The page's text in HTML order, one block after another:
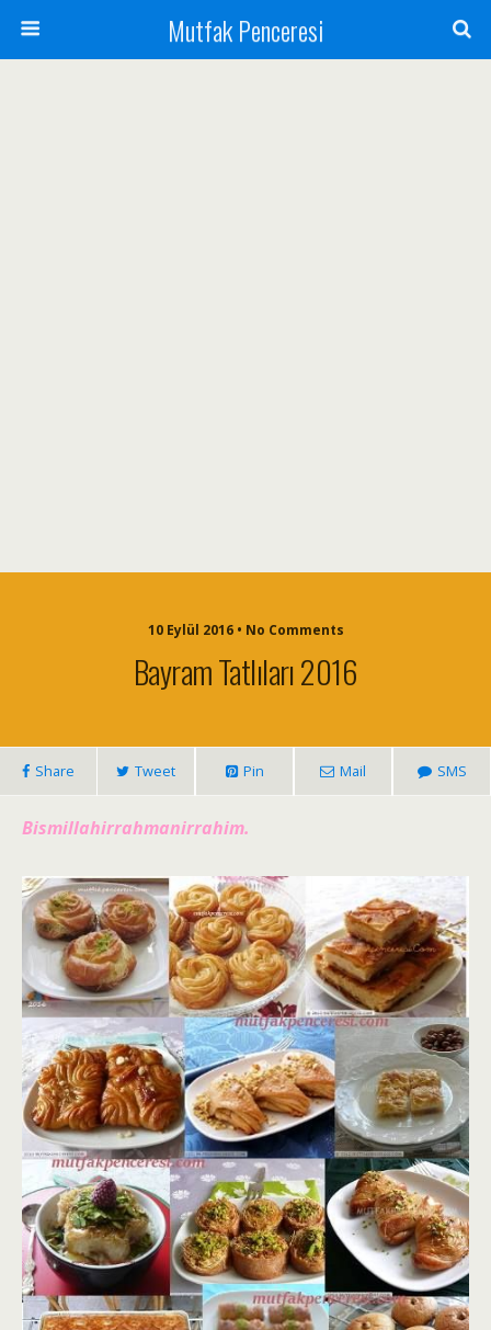
Mutfak Penceresi
10 Eylül 2016 • No Comments
Bayram Tatlıları 2016
Share Tweet Pin Mail SMS
Bismillahirrahmanirrahim.